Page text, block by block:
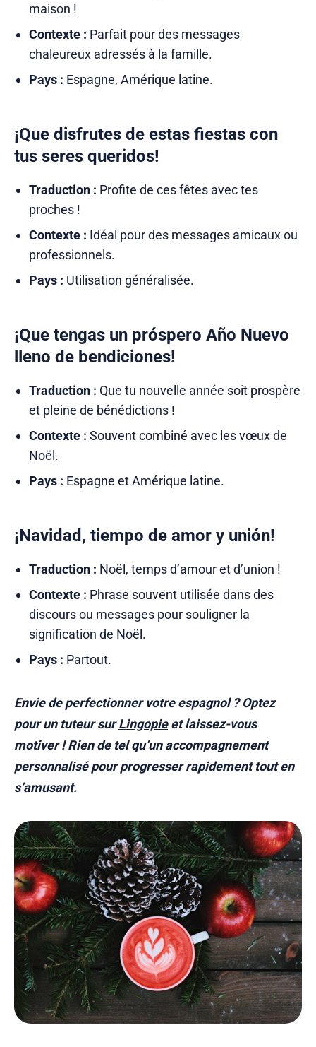
maison !
Contexte : Parfait pour des messages
chaleureux adressés à la famille.
Pays : Espagne, Amérique latine.
¡Que disfrutes de estas fiestas con
tus seres queridos!
Traduction : Profite de ces fêtes avec tes
proches !
Contexte : Idéal pour des messages amicaux ou
professionnels.
Pays : Utilisation généralisée.
¡Que tengas un próspero Año Nuevo
lleno de bendiciones!
Traduction : Que tu nouvelle année soit prospère
et pleine de bénédictions !
Contexte : Souvent combiné avec les vœux de
Noël.
Pays : Espagne et Amérique latine.
¡Navidad, tiempo de amor y unión!
Traduction : Noël, temps d’amour et d’union !
Contexte : Phrase souvent utilisée dans des
discours ou messages pour souligner la
signification de Noël.
Pays : Partout.
Envie de perfectionner votre espagnol ?Optez
pour un tuteur surLingopieet laissez-vous
motiver ! Rien de tel qu’un accompagnement
personnalisé pour progresser rapidement tout en
s’amusant.